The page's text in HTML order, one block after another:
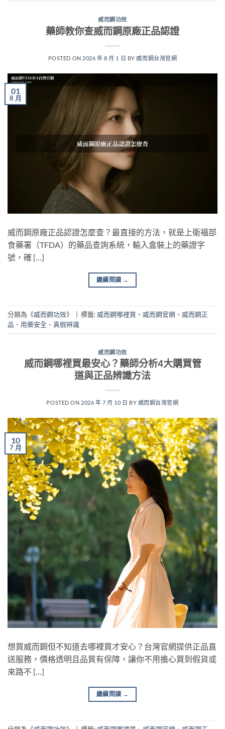
威而鋼功效
藥師教你查威而鋼原廠正品認證
POSTED ON 2026 年 8 月 1 日 BY 威而鋼台灣官網
01
8 月
威而鋼原廠正品認證怎麼查？最直接的方法，就是上衛福部
食藥署（TFDA）的藥品查詢系統，輸入盒裝上的藥證字
號，確 […]
繼續閱讀 →
分類為《威而鋼功效》 標籤: 威而鋼哪裡買 、 威而鋼官網 、 威而鋼正
品 、 用藥安全 、 真假辨識
威而鋼功效
威而鋼哪裡買最安心？藥師分析4大購買管
道與正品辨識方法
POSTED ON 2026 年 7 月 10 日 BY 威而鋼台灣官網
10
7 月
想買威而鋼但不知道去哪裡買才安心？台灣官網提供正品直
送服務，價格透明且品質有保障，讓你不用擔心買到假貨或
來路不 […]
繼續閱讀 →